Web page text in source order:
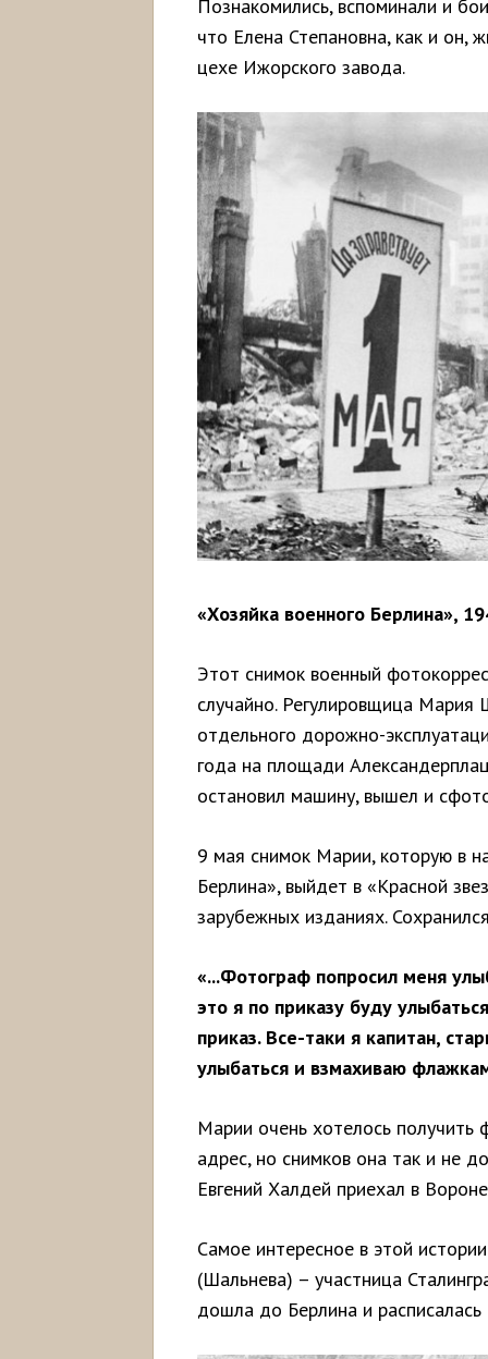
Познакомились, вспоминали и
что Елена Степановна, как и он,
цехе Ижорского завода.
«Хозяйка военного Берлина»,
Этот снимок военный
случайно. Регулировщица
отдельного дорожно-
года на площади
остановил машину, вышел и
9 мая снимок Марии, которую в
Берлина», выйдет в «Красной
зарубежных изданиях.
«...Фотограф попросил меня
это я по приказу буду
приказ. Все-таки я капитан,
улыбаться и взмахиваю
Марии очень хотелось получить
адрес, но снимков она так и не
Евгений Халдей приехал в
Самое интересное в этой
(Шальнева) – участница
дошла до Берлина и расписалась